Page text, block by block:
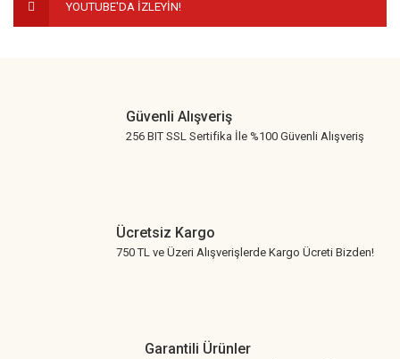
YOUTUBE'DA İZLEYİN!
Güvenli Alışveriş
256 BIT SSL Sertifika İle %100 Güvenli Alışveriş
Ücretsiz Kargo
750 TL ve Üzeri Alışverişlerde Kargo Ücreti Bizden!
Garantili Ürünler